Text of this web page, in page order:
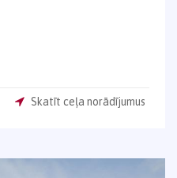
Skatīt ceļa norādījumus